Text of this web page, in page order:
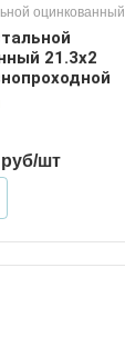
оцинкованный
21.3х2
шт